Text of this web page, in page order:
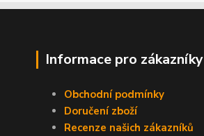
Informace pro zákazníky
Obchodní podmínky
Doručení zboží
Recenze našich zákazníků